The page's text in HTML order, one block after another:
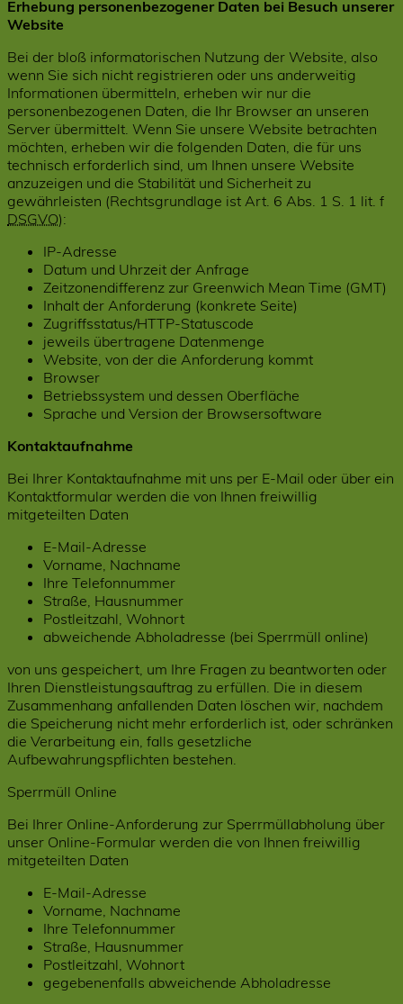
Erhebung personenbezogener Daten bei Besuch unserer
Website
Bei der bloß informatorischen Nutzung der Website, also
wenn Sie sich nicht registrieren oder uns anderweitig
Informationen übermitteln, erheben wir nur die
personenbezogenen Daten, die Ihr Browser an unseren
Server übermittelt. Wenn Sie unsere Website betrachten
möchten, erheben wir die folgenden Daten, die für uns
technisch erforderlich sind, um Ihnen unsere Website
anzuzeigen und die Stabilität und Sicherheit zu
gewährleisten (Rechtsgrundlage ist Art. 6 Abs. 1 S. 1 lit. f
DSGVO):
IP-Adresse
Datum und Uhrzeit der Anfrage
Zeitzonendifferenz zur Greenwich Mean Time (GMT)
Inhalt der Anforderung (konkrete Seite)
Zugriffsstatus/HTTP-Statuscode
jeweils übertragene Datenmenge
Website, von der die Anforderung kommt
Browser
Betriebssystem und dessen Oberfläche
Sprache und Version der Browsersoftware
Kontaktaufnahme
Bei Ihrer Kontaktaufnahme mit uns per E-Mail oder über ein
Kontaktformular werden die von Ihnen freiwillig
mitgeteilten Daten
E-Mail-Adresse
Vorname, Nachname
Ihre Telefonnummer
Straße, Hausnummer
Postleitzahl, Wohnort
abweichende Abholadresse (bei Sperrmüll online)
von uns gespeichert, um Ihre Fragen zu beantworten oder
Ihren Dienstleistungsauftrag zu erfüllen. Die in diesem
Zusammenhang anfallenden Daten löschen wir, nachdem
die Speicherung nicht mehr erforderlich ist, oder schränken
die Verarbeitung ein, falls gesetzliche
Aufbewahrungspflichten bestehen.
Sperrmüll Online
Bei Ihrer Online-Anforderung zur Sperrmüllabholung über
unser Online-Formular werden die von Ihnen freiwillig
mitgeteilten Daten
E-Mail-Adresse
Vorname, Nachname
Ihre Telefonnummer
Straße, Hausnummer
Postleitzahl, Wohnort
gegebenenfalls abweichende Abholadresse